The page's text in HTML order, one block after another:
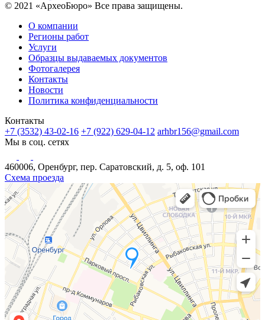
© 2021 «АрхеоБюро» Все права защищены.
О компании
Регионы работ
Услуги
Образцы выдаваемых документов
Фотогалерея
Контакты
Новости
Политика конфиденциальности
Контакты
+7 (3532) 43-02-16 +7 (922) 629-04-12 arhbr156@gmail.com
Мы в соц. сетях
460006, Оренбург, пер. Саратовский, д. 5, оф. 101
Схема проезда